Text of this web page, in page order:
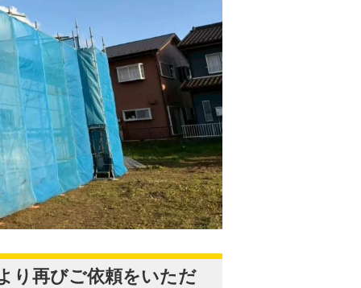
り再びご依頼をいただ